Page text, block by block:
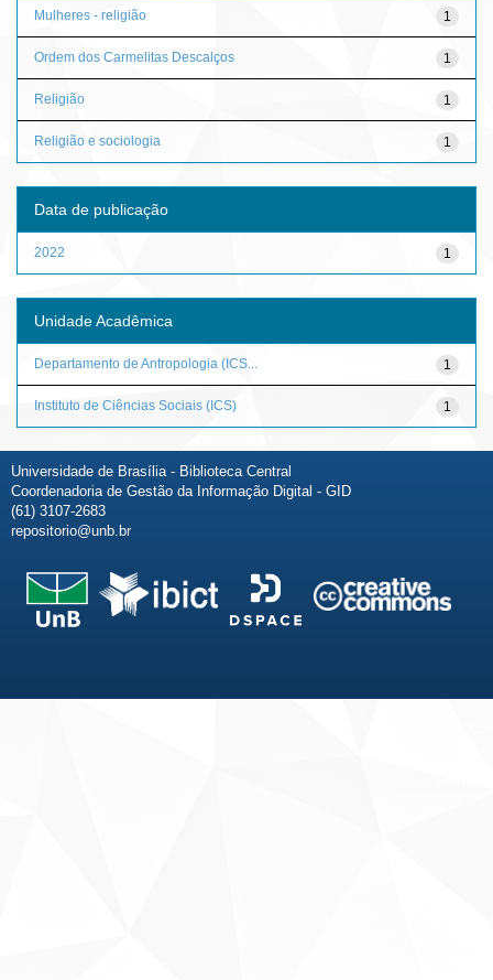
1
Mulheres - religião
1
Ordem dos Carmelitas Descalços
1
Religião
1
Religião e sociologia
Data de publicação
1
2022
Unidade Acadêmica
1
Departamento de Antropologia (ICS...
1
Instituto de Ciências Sociais (ICS)
Universidade de Brasília - Biblioteca Central
Coordenadoria de Gestão da Informação Digital - GID
(61) 3107-2683
repositorio@unb.br